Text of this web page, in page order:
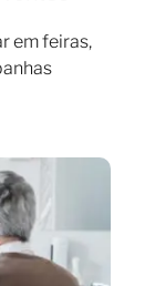
em feiras,